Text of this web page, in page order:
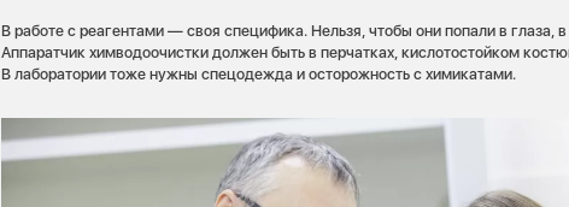
В работе с реагентами — своя специфика. Нельзя, чтобы они попали в глаза,
Аппаратчик химводоочистки должен быть в перчатках, кислотостойком
В лаборатории тоже нужны спецодежда и осторожность с химикатами.